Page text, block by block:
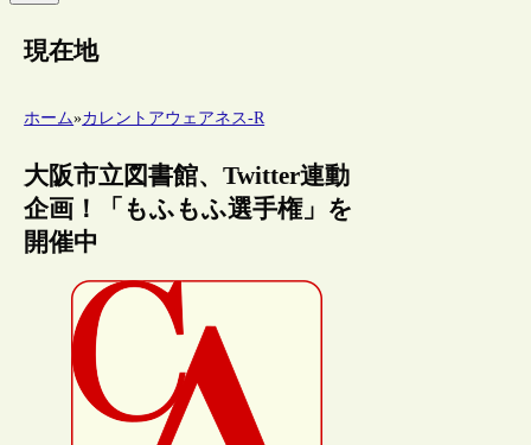
現在地
ホーム»カレントアウェアネス-R
大阪市立図書館、Twitter連動
企画！「もふもふ選手権」を
開催中